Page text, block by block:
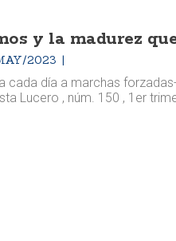
y la madurez
2023
cada día a marchas
Lucero , núm. 150 , 1er